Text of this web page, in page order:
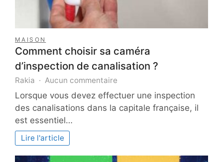
MAISON
Comment choisir sa caméra
d’inspection de canalisation ?
Rakia Aucun commentaire
Comment
choisir
sa
canalisation
Lorsque vous devez effectuer une inspection
des canalisations dans la capitale française, il
est essentiel…
Lire l'article